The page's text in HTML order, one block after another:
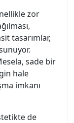
zor
tasarımlar,
sade bir
hale
imkanı
de